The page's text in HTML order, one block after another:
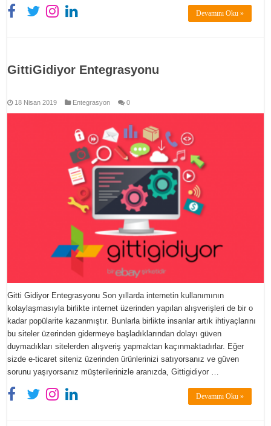
Devamını Oku »
GittiGidiyor Entegrasyonu
18 Nisan 2019 Entegrasyon 0
Gitti Gidiyor Entegrasyonu Son yıllarda internetin kullanımının
kolaylaşmasıyla birlikte internet üzerinden yapılan alışverişleri de bir o
kadar popülarite kazanmıştır. Bunlarla birlikte insanlar artık ihtiyaçlarını
bu siteler üzerinden gidermeye başladıklarından dolayı güven
duymadıkları sitelerden alışveriş yapmaktan kaçınmaktadırlar. Eğer
sizde e-ticaret siteniz üzerinden ürünlerinizi satıyorsanız ve güven
sorunu yaşıyorsanız müşterilerinizle aranızda, Gittigidiyor …
Devamını Oku »